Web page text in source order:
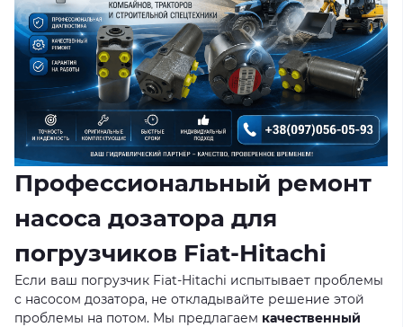
Профессиональный ремонт
насоса дозатора для
погрузчиков Fiat-Hitachi
Если ваш погрузчик Fiat-Hitachi испытывает проблемы
с насосом дозатора, не откладывайте решение этой
проблемы на потом. Мы предлагаем качественный